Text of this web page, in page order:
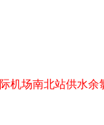
机场南北站供水余